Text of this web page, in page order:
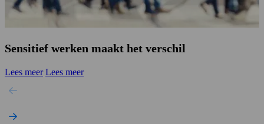
Sensitief werken maakt het verschil
Lees meer Lees meer